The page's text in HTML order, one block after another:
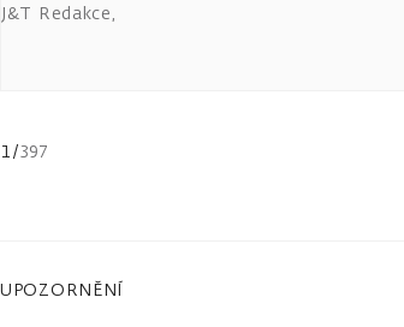
J&T Redakce,
1/397
UPOZORNĚNÍ